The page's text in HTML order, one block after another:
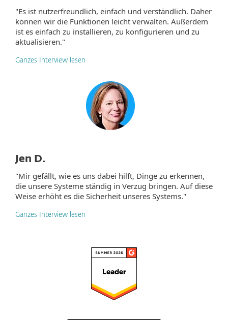
"Es ist nutzerfreundlich, einfach und verständlich. Daher
können wir die Funktionen leicht verwalten. Außerdem
ist es einfach zu installieren, zu konfigurieren und zu
aktualisieren."
Ganzes Interview lesen
Jen D.
"Mir gefällt, wie es uns dabei hilft, Dinge zu erkennen,
die unsere Systeme ständig in Verzug bringen. Auf diese
Weise erhöht es die Sicherheit unseres Systems."
Ganzes Interview lesen